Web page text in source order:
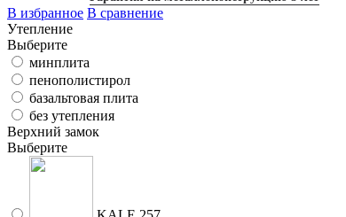
В избранное В сравнение
Утепление
Выберите
минплита
пенополистирол
базальтовая плита
без утепления
Верхний замок
Выберите